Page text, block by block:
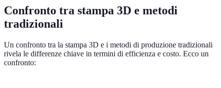
Confronto tra stampa 3D e metodi
tradizionali
Un confronto tra la stampa 3D e i metodi di produzione tradizionali
rivela le differenze chiave in termini di efficienza e costo. Ecco un
confronto: